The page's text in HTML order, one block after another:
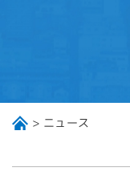
ニュース